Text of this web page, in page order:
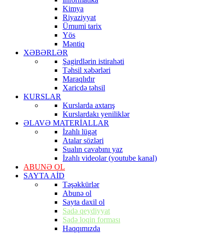
Kimya
Riyaziyyat
Ümumi tarix
Yös
Məntiq
XƏBƏRLƏR
Şagirdlərin istirahəti
Təhsil xəbərləri
Maraqlıdır
Xaricdə təhsil
KURSLAR
Kurslarda axtarış
Kurslardakı yeniliklər
ƏLAVƏ MATERİALLAR
İzahlı lügət
Atalar sözləri
Sualın cavabını yaz
İzahlı videolar (youtube kanal)
ABUNƏ OL
SAYTA AİD
Təşəkkürlər
Abunə ol
Sayta daxil ol
Sadə qeydiyyat
Sadə loqin forması
Haqqımızda